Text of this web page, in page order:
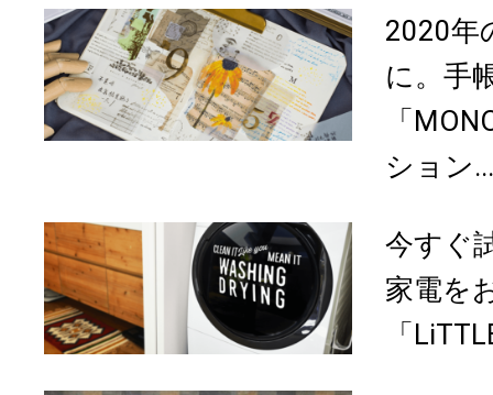
2020年
に。手
「
ション...
今すぐ
家電を
「